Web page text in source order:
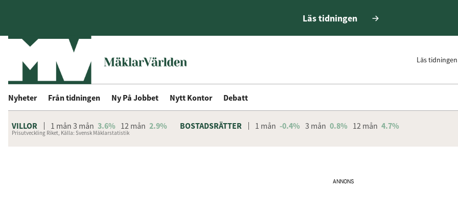
Läs tidningen
Läs tidningen
Nyheter Från tidningen Ny På Jobbet Nytt Kontor Debatt
VILLOR 1 mån 3 mån 3.6% 12 mån 2.9% BOSTADSRÄTTER 1 mån -0.4% 3 mån 0.8% 12 mån 4.7%
Prisutveckling Riket, Källa: Svensk Mäklarstatistik
ANNONS